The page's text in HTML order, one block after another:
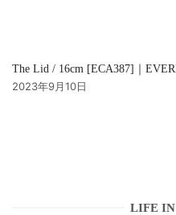
The Lid / 16cm [ECA387]｜
2023年9月10日
LIFE